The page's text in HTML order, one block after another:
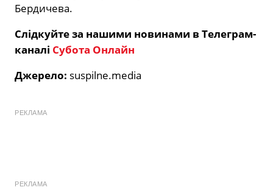
Бердичева.
Слідкуйте за нашими новинами в Телеграм-
каналі Субота Онлайн
Джерело: suspilne.media
РЕКЛАМА
РЕКЛАМА